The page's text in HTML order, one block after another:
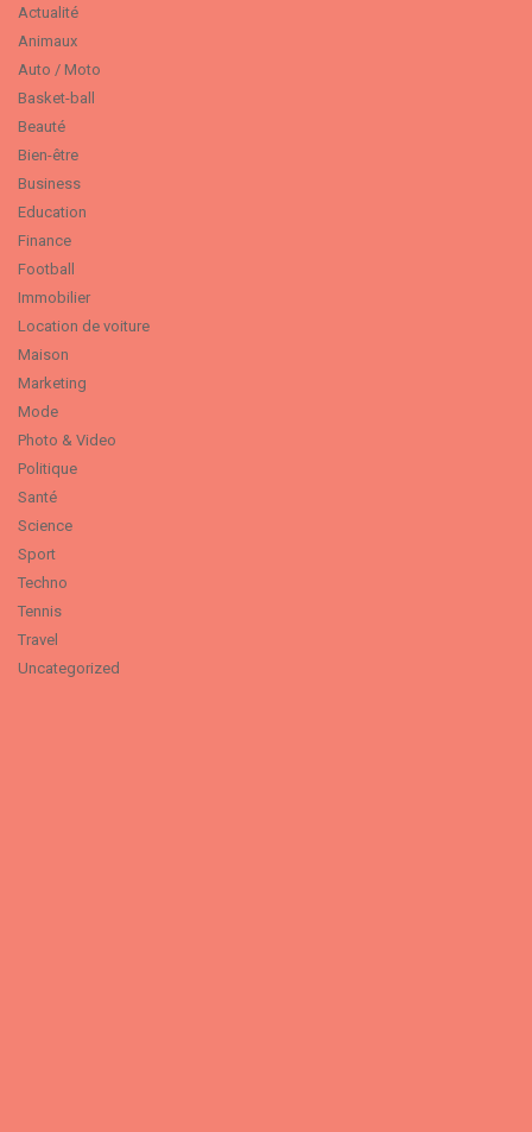
Actualité
Animaux
Auto / Moto
Basket-ball
Beauté
Bien-être
Business
Education
Finance
Football
Immobilier
Location de voiture
Maison
Marketing
Mode
Photo & Video
Politique
Santé
Science
Sport
Techno
Tennis
Travel
Uncategorized